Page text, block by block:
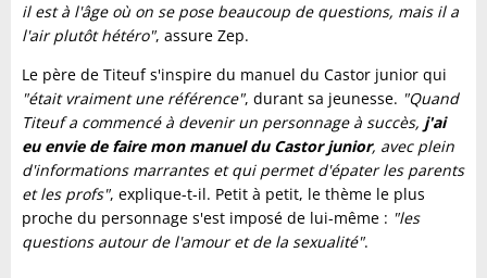
il est à l'âge où on se pose beaucoup de questions, mais il a
l'air plutôt hétéro", assure Zep.
Le père de Titeuf s'inspire du manuel du Castor junior qui
"était vraiment une référence", durant sa jeunesse. "Quand
Titeuf a commencé à devenir un personnage à succès, j'ai
eu envie de faire mon manuel du Castor junior, avec plein
d'informations marrantes et qui permet d'épater les parents
et les profs", explique-t-il. Petit à petit, le thème le plus
proche du personnage s'est imposé de lui-même : "les
questions autour de l'amour et de la sexualité".